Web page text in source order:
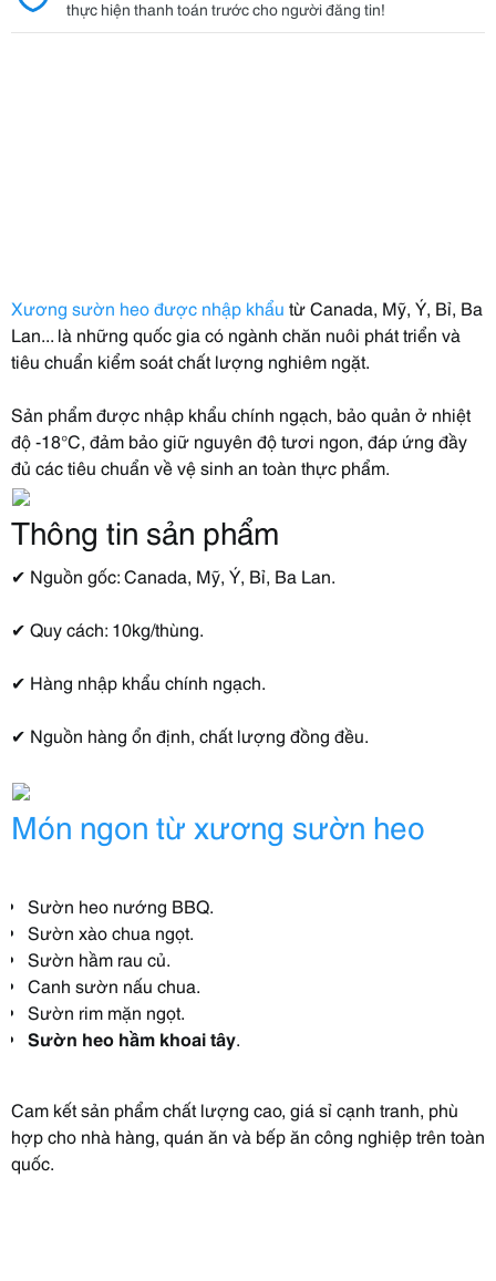
thực hiện thanh toán trước cho người đăng tin!
Xương sườn heo được nhập khẩu từ Canada, Mỹ, Ý, Bỉ, Ba
Lan... là những quốc gia có ngành chăn nuôi phát triển và
tiêu chuẩn kiểm soát chất lượng nghiêm ngặt.
Sản phẩm được nhập khẩu chính ngạch, bảo quản ở nhiệt
độ -18°C, đảm bảo giữ nguyên độ tươi ngon, đáp ứng đầy
đủ các tiêu chuẩn về vệ sinh an toàn thực phẩm.
Thông tin sản phẩm
✔ Nguồn gốc: Canada, Mỹ, Ý, Bỉ, Ba Lan.
✔ Quy cách: 10kg/thùng.
✔ Hàng nhập khẩu chính ngạch.
✔ Nguồn hàng ổn định, chất lượng đồng đều.
Món ngon từ xương sườn heo
Sườn heo nướng BBQ.
Sườn xào chua ngọt.
Sườn hầm rau củ.
Canh sườn nấu chua.
Sườn rim mặn ngọt.
Sườn heo hầm khoai tây.
Cam kết sản phẩm chất lượng cao, giá sỉ cạnh tranh, phù
hợp cho nhà hàng, quán ăn và bếp ăn công nghiệp trên toàn
quốc.